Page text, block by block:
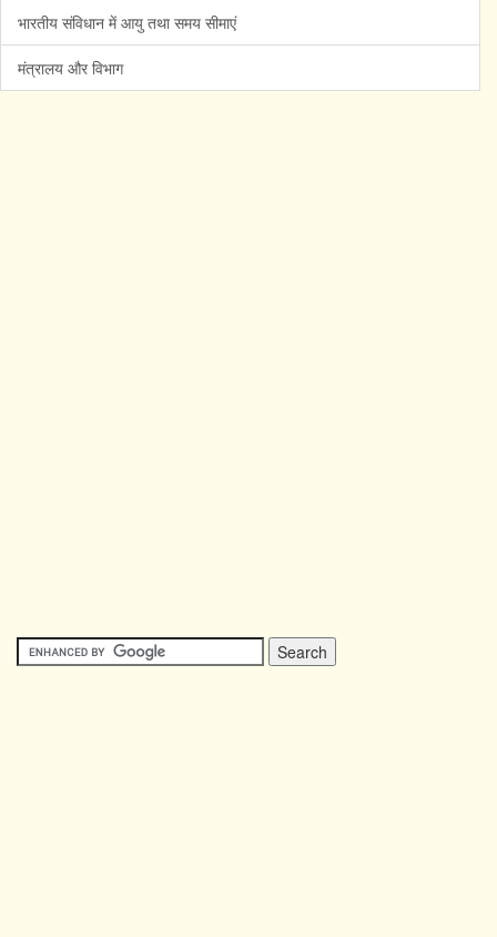
भारतीय संविधान में आयु तथा समय सीमाएं
मंत्रालय और विभाग